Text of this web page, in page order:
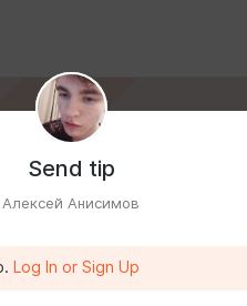
Send tip
Алексей Анисимов
Log In or Sign Up